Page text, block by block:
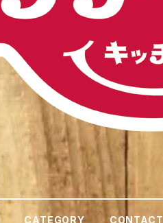
CATEGORY CONTACT